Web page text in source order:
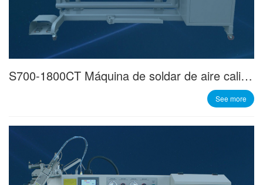
S700-1800CT Máquina de soldar de aire caliente con brazo largo
See more